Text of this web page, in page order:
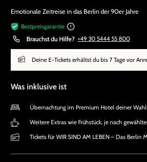
Emotionale Zeitreise in das Berlin der 90er Jahre
Bestpreisgarantie
Brauchst du Hilfe? +49 30 5444 55 800
Deine E-Tickets erhältst du bis 7 Tage vor
Was inklusive ist
Übernachtung im Premium Hotel deiner Wahl
Weitere Extras wie Frühstück, je nach
Tickets für WIR SIND AM LEBEN – Das Berlin